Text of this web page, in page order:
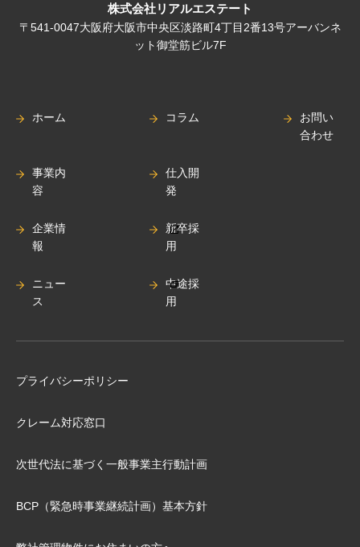
株式会社リアルエステート
〒541-0047大阪府大阪市中央区淡路町4丁目2番13号アーバンネ
ット御堂筋ビル7F
ホーム
事業内
容
企業情
報
ニュー
ス
コラム
仕入開
発
新卒採
用
中途採
用
お問い
合わせ
プライバシーポリシー
クレーム対応窓口
次世代法に基づく⼀般事業主⾏動計画
BCP（緊急時事業継続計画）基本⽅針